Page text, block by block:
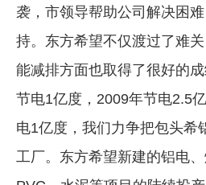
袭，市领导帮助公司解决困
持。东方希望不仅渡过了难
能减排方面也取得了很好的
节电1亿度，2009年节电2.5
电1亿度，我们力争把包头希
工厂。东方希望新建的铝电、